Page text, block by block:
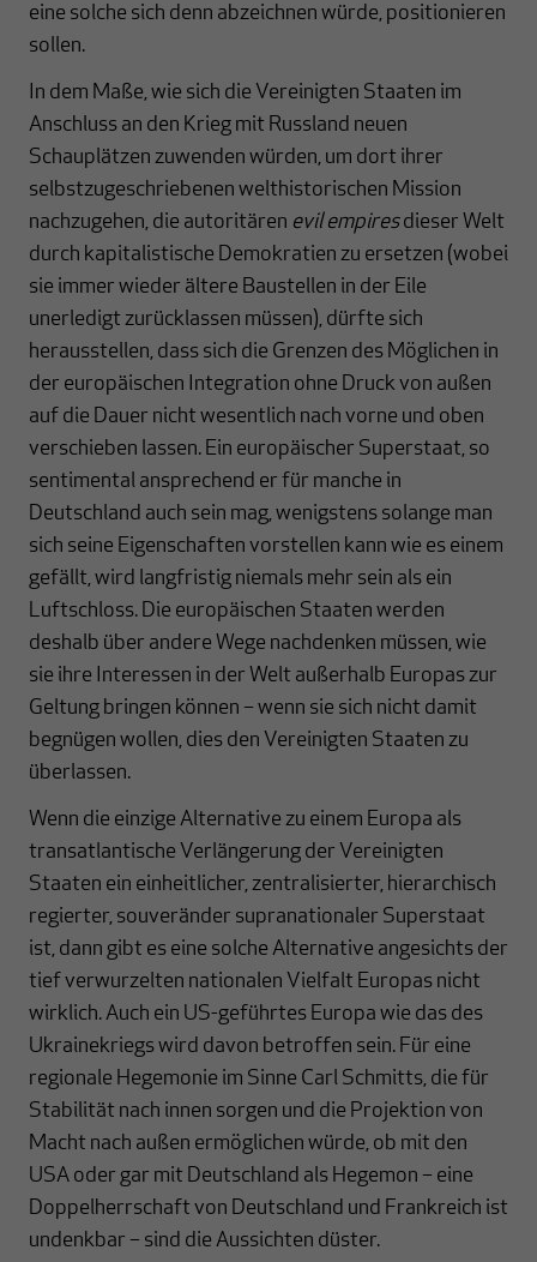
eine solche sich denn abzeichnen würde, positionieren
sollen.
In dem Maße, wie sich die Vereinigten Staaten im
Anschluss an den Krieg mit Russland neuen
Schauplätzen zuwenden würden, um dort ihrer
selbstzugeschriebenen welthistorischen Mission
nachzugehen, die autoritären evil empiresdieser Welt
durch kapitalistische Demokratien zu ersetzen (wobei
sie immer wieder ältere Baustellen in der Eile
unerledigt zurücklassen müssen), dürfte sich
herausstellen, dass sich die Grenzen des Möglichen in
der europäischen Integration ohne Druck von außen
auf die Dauer nicht wesentlich nach vorne und oben
verschieben lassen. Ein europäischer Superstaat, so
sentimental ansprechend er für manche in
Deutschland auch sein mag, wenigstens solange man
sich seine Eigenschaften vorstellen kann wie es einem
gefällt, wird langfristig niemals mehr sein als ein
Luftschloss. Die europäischen Staaten werden
deshalb über andere Wege nachdenken müssen, wie
sie ihre Interessen in der Welt außerhalb Europas zur
Geltung bringen können – wenn sie sich nicht damit
begnügen wollen, dies den Vereinigten Staaten zu
überlassen.
Wenn die einzige Alternative zu einem Europa als
transatlantische Verlängerung der Vereinigten
Staaten ein einheitlicher, zentralisierter, hierarchisch
regierter, souveränder supranationaler Superstaat
ist, dann gibt es eine solche Alternative angesichts der
tief verwurzelten nationalen Vielfalt Europas nicht
wirklich. Auch ein US-geführtes Europa wie das des
Ukrainekriegs wird davon betroffen sein. Für eine
regionale Hegemonie im Sinne Carl Schmitts, die für
Stabilität nach innen sorgen und die Projektion von
Macht nach außen ermöglichen würde, ob mit den
USA oder gar mit Deutschland als Hegemon – eine
Doppelherrschaft von Deutschland und Frankreich ist
undenkbar – sind die Aussichten düster.